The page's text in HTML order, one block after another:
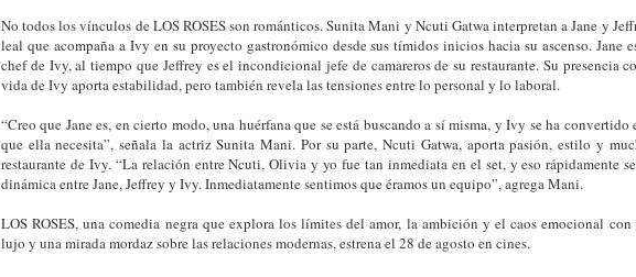
No todos los vínculos de LOS ROSES son románticos. Sunita Mani y Ncuti Gatwa interpretan a Jane y
leal que acompaña a Ivy en su proyecto gastronómico desde sus tímidos inicios hacia su ascenso. Jane
chef de Ivy, al tiempo que Jeffrey es el incondicional jefe de camareros de su restaurante. Su presencia
vida de Ivy aporta estabilidad, pero también revela las tensiones entre lo personal y lo laboral.
“Creo que Jane es, en cierto modo, una huérfana que se está buscando a sí misma, y Ivy se ha convertido
que ella necesita”, señala la actriz Sunita Mani. Por su parte, Ncuti Gatwa, aporta pasión, estilo y
restaurante de Ivy. “La relación entre Ncuti, Olivia y yo fue tan inmediata en el set, y eso rápidamente
dinámica entre Jane, Jeffrey y Ivy. Inmediatamente sentimos que éramos un equipo”, agrega Mani.
LOS ROSES, una comedia negra que explora los límites del amor, la ambición y el caos emocional
lujo y una mirada mordaz sobre las relaciones modernas, estrena el 28 de agosto en cines.